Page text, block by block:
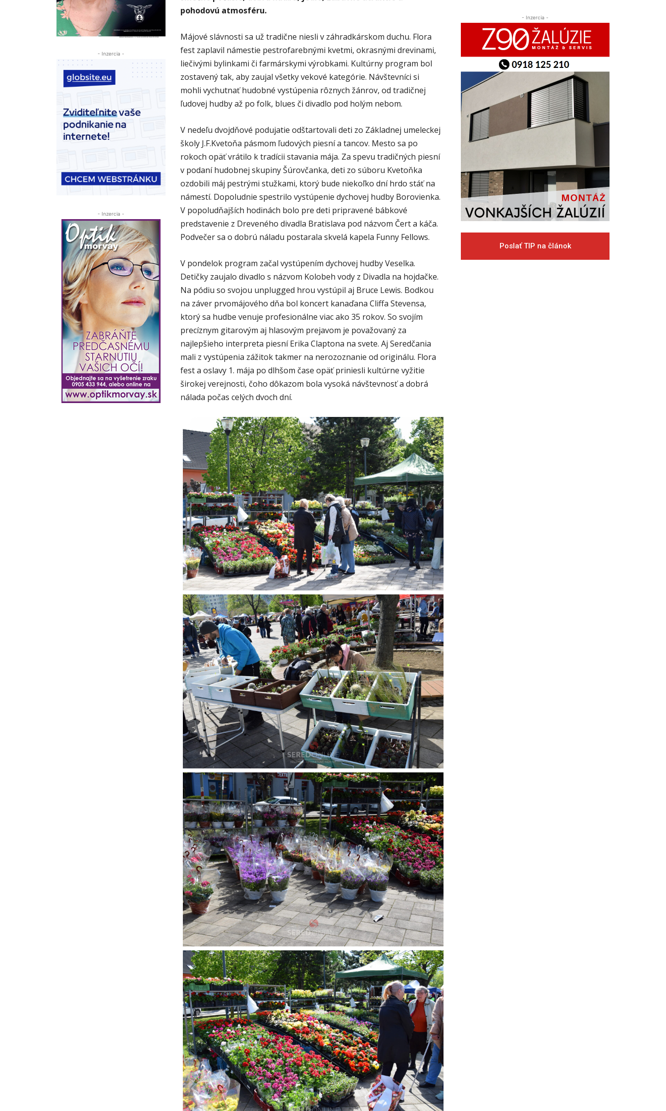
- Inzercia -
- Inzercia -
pohodovú atmosféru.
Májové slávnosti sa už tradične niesli v záhradkárskom duchu. Flora
fest zaplavil námestie pestrofarebnými kvetmi, okrasnými drevinami,
liečivými bylinkami či farmárskymi výrobkami. Kultúrny program bol
zostavený tak, aby zaujal všetky vekové kategórie. Návštevníci si
mohli vychutnať hudobné vystúpenia rôznych žánrov, od tradičnej
ľudovej hudby až po folk, blues či divadlo pod holým nebom.
V nedeľu dvojdňové podujatie odštartovali deti zo Základnej umeleckej
školy J.F.Kvetoňa pásmom ľudových piesní a tancov. Mesto sa po
rokoch opäť vrátilo k tradícii stavania mája. Za spevu tradičných piesní
v podaní hudobnej skupiny Šúrovčanka, deti zo súboru Kvetoňka
ozdobili máj pestrými stužkami, ktorý bude niekoľko dní hrdo stáť na
námestí. Dopoludnie spestrilo vystúpenie dychovej hudby Borovienka.
V popoludňajších hodinách bolo pre deti pripravené bábkové
predstavenie z Dreveného divadla Bratislava pod názvom Čert a káča.
Podvečer sa o dobrú náladu postarala skvelá kapela Funny Fellows.
V pondelok program začal vystúpením dychovej hudby Veselka.
Detičky zaujalo divadlo s názvom Kolobeh vody z Divadla na hojdačke.
Na pódiu so svojou unplugged hrou vystúpil aj Bruce Lewis. Bodkou
na záver prvomájového dňa bol koncert kanaďana Cliffa Stevensa,
ktorý sa hudbe venuje profesionálne viac ako 35 rokov. So svojím
precíznym gitarovým aj hlasovým prejavom je považovaný za
najlepšieho interpreta piesní Erika Claptona na svete. Aj Seredčania
mali z vystúpenia zážitok takmer na nerozoznanie od originálu. Flora
fest a oslavy 1. mája po dlhšom čase opäť priniesli kultúrne vyžitie
širokej verejnosti, čoho dôkazom bola vysoká návštevnosť a dobrá
nálada počas celých dvoch dní.
- Inzercia -
Poslať TIP na článok